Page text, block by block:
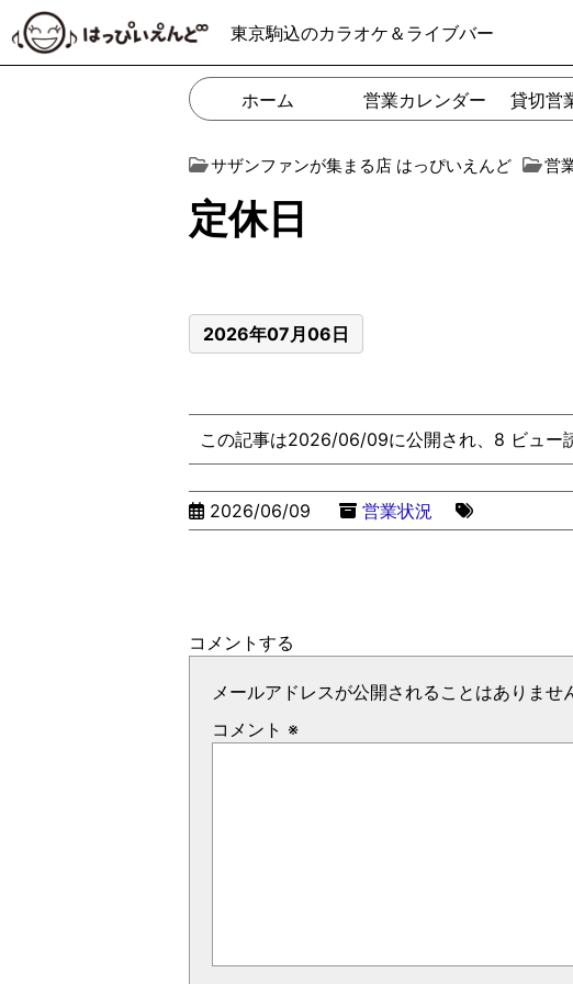
東京駒込のカラオケ＆ライブバー
ホーム 営業カレンダー 貸切営
サザンファンが集まる店 はっぴいえんど 営
定休日
2026年07月06日
この記事は2026/06/09に公開され、8 ビュー
2026/06/09 営業状況
コメントする
メールアドレスが公開されることはありませ
コメント ※